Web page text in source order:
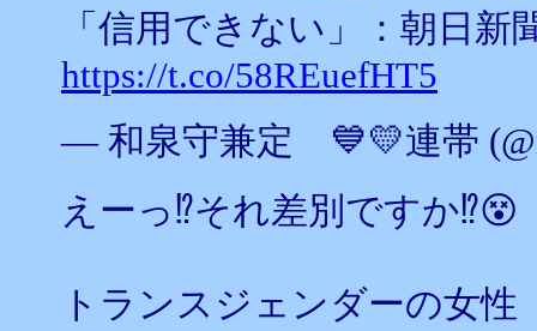
「信用できない」：朝日新
https://t.co/58REuefHT5
— 和泉守兼定 💙💛連帯
えーっ⁉️それ差別ですか⁉️😵
トランスジェンダーの女性